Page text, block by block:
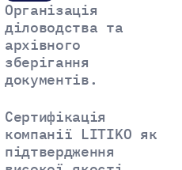
Організація
діловодства та
архівного
зберігання
документів.
Сертифікація
компанії LITIKO як
підтвердження